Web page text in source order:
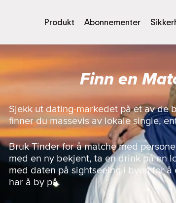
Produkt Abonnementer
Finn en
Sjekk ut dating-markedet på et av de
finner du massevis av lokale single,
Bruk Tinder for å matche med
med en ny bekjent, ta en drink på en
med daten på sightseeing i byen for
har å by på.